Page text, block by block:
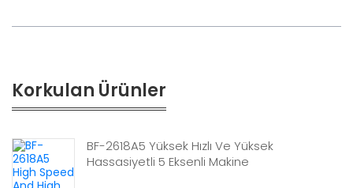
Korkulan Ürünler
BF-2618A5 Yüksek Hızlı Ve Yüksek
Hassasiyetli 5 Eksenli Makine